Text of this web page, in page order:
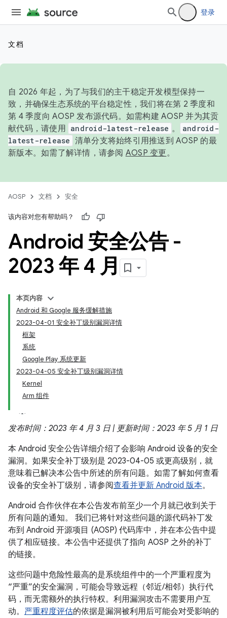
登录
文档
自 2026 年起，为了与我们的主干稳定开发模型保持一
致，并确保生态系统的平台稳定性，我们将在第 2 季度和
第 4 季度向 AOSP 发布源代码。如需构建 AOSP 并为其贡
献代码，请使用 android-latest-release 。
android-
latest-release 清单分支将始终引用推送到 AOSP 的最
新版本。如需了解详情，请参阅 AOSP 变更。
AOSP 文档 安全
该内容对您有帮助吗？
Android 安全公告 -
2023 年 4 月
本页内容
Android 和 Google 服务缓解措施
2023-04-01 安全补丁级别漏洞详情
框架
系统
Google Play 系统更新
2023-04-05 安全补丁级别漏洞详情
Kernel
Arm 组件
发布时间：2023 年 4 月 3 日 | 更新时间：2023 年 5 月 1 日
本 Android 安全公告详细介绍了会影响 Android 设备的安全
漏洞。如果安全补丁级别是 2023-04-05 或更高级别，就
意味着已解决本公告中所述的所有问题。如需了解如何查看
设备的安全补丁级别，请参阅查看并更新 Android 版本。
Android 合作伙伴在本公告发布前至少一个月就已收到关于
所有问题的通知。 我们已将针对这些问题的源代码补丁发
布到 Android 开源项目 (AOSP) 代码库中，并在本公告中提
供了相应链接。本公告中还提供了指向 AOSP 之外的补丁
的链接。
这些问题中危险性最高的是系统组件中的一个严重程度为
“严重”的安全漏洞，可能会导致远程（邻近/相邻）执行代
码，而无需额外的执行特权。利用漏洞攻击不需要用户互
动。 严重程度评估的依据是漏洞被利用后可能会对受影响的